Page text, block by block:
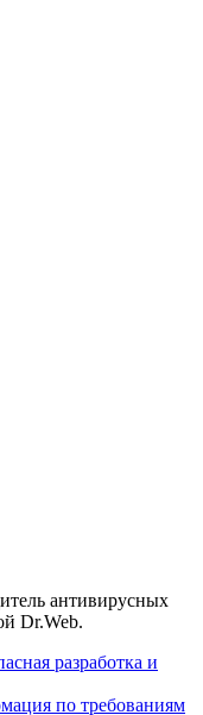
антивирусных
Dr.Web.
разработка и
по требованиям